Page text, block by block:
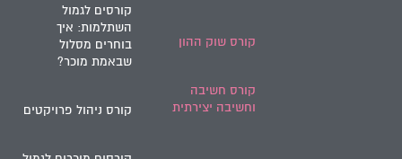
קורס שוק ההון
קורס חשיבה
וחשיבה יצירתית
קורסים לגמול
השתלמות: איך
בוחרים מסלול
שבאמת מוכר?
קורס ניהול פרויקטים